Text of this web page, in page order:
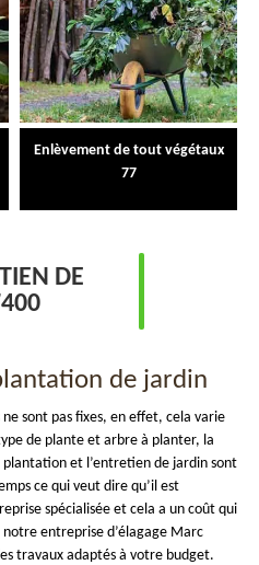
Enlèvement de tout végétaux
77
DE
de jardin
sont pas fixes, en effet, cela varie
de plante et arbre à planter, la
et l’entretien de jardin sont
ce qui veut dire qu’il est
spécialisée et cela a un coût qui
entreprise d’élagage Marc
travaux adaptés à votre budget.